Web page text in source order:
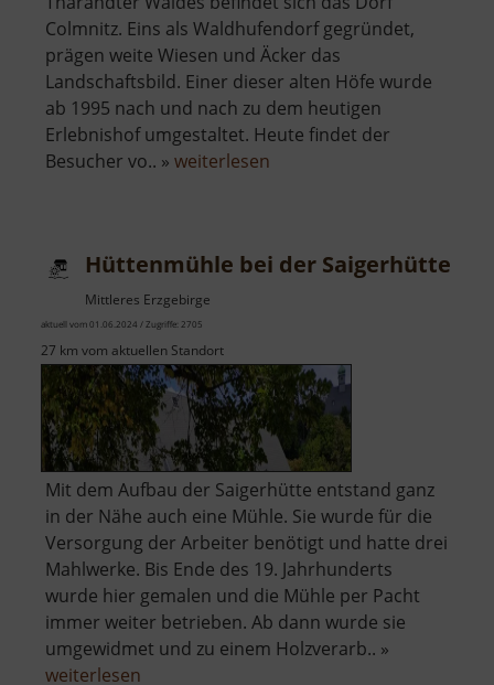
Colmnitz. Eins als Waldhufendorf gegründet,
prägen weite Wiesen und Äcker das
Landschaftsbild. Einer dieser alten Höfe wurde
ab 1995 nach und nach zu dem heutigen
Erlebnishof umgestaltet. Heute findet der
Besucher vo.. » weiterlesen
Hüttenmühle bei der Saigerhütte
Mittleres Erzgebirge
aktuell vom 01.06.2024 / Zugriffe: 2705
27 km vom aktuellen Standort
Mit dem Aufbau der Saigerhütte entstand ganz
in der Nähe auch eine Mühle. Sie wurde für die
Versorgung der Arbeiter benötigt und hatte drei
Mahlwerke. Bis Ende des 19. Jahrhunderts
wurde hier gemalen und die Mühle per Pacht
immer weiter betrieben. Ab dann wurde sie
umgewidmet und zu einem Holzverarb.. »
weiterlesen